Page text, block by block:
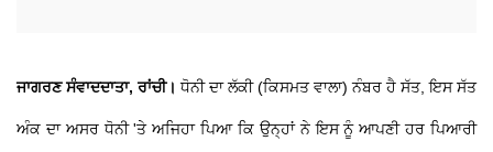
ਜਾਗਰਣ ਸੰਵਾਦਦਾਤਾ, ਰਾਂਚੀ।ਧੋਨੀ ਦਾ ਲੱਕੀ (ਕਿਸਮਤ ਵਾਲਾ) ਨੰਬਰ ਹੈ ਸੱਤ, ਇਸ ਸੱਤ
ਅੰਕ ਦਾ ਅਸਰ ਧੋਨੀ 'ਤੇ ਅਜਿਹਾ ਪਿਆ ਕਿ ਉਨ੍ਹਾਂ ਨੇ ਇਸ ਨੂੰ ਆਪਣੀ ਹਰ ਪਿਆਰੀ